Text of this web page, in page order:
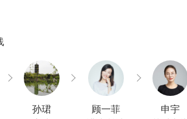
小时的精心打磨完成上线
孙珺 顾一菲 申宇